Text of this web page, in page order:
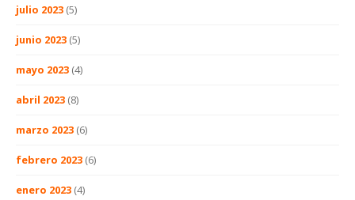
julio 2023 (5)
junio 2023 (5)
mayo 2023 (4)
abril 2023 (8)
marzo 2023 (6)
febrero 2023 (6)
enero 2023 (4)